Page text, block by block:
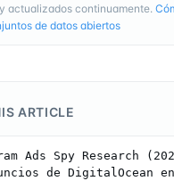
actualizados continuamente.
de datos abiertos
ARTICLE
Ads Spy Research
de DigitalOcean